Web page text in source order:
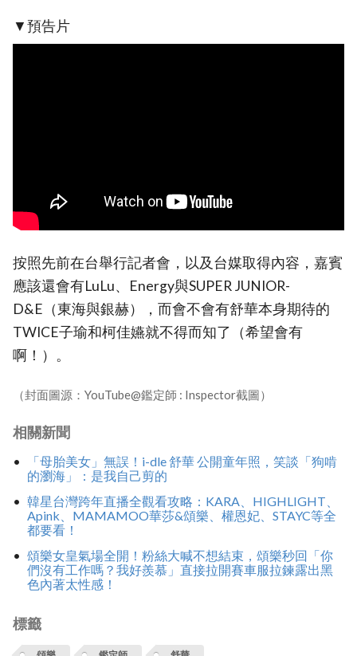
▼預告片
按照先前在台舉行記者會，以及台媒取得內容，嘉賓
應該還會有LuLu、Energy與SUPER JUNIOR-
D&E（東海與銀赫），而會不會有舒華本身期待的
TWICE子瑜和柯佳嬿就不得而知了（希望會有
啊！）。
（封面圖源：YouTube@鑑定師 : Inspector截圖）
相關新聞
「母胎美女」無誤！i-dle 舒華 公開童年照，笑談「狗啃
的瀏海」：是我自己剪的
韓星台灣跨年直播全觀看攻略：KARA、HIGHLIGHT、
Apink、MAMAMOO華莎&頌樂、權恩妃、STAYC等全
都要看！
頌樂女皇氣場全開！粉絲大喊不想結束，頌樂秒回「你
們沒有工作嗎？我好羨慕」直接拉開賽車服拉鍊露出黑
色內著太性感！
標籤